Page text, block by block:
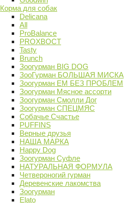
Корма для собак
Delicana
All
ProBalance
PROХВОСТ
Tasty
Brunch
Зоогурман BIG DOG
ЗооГурман БОЛЬШАЯ МИСКА
Зоогурман ЕМ БЕЗ ПРОБЛЕМ
Зоогурман Мясное ассорти
Зоогурман Смолли Дог
Зоогурман СПЕЦМЯС
Собачье Счастье
PUFFINS
Верные друзья
НАША МАРКА
Happy Dog
Зоогурман Суфле
НАТУРАЛЬНАЯ ФОРМУЛА
Четвероногий гурман
Деревенские лакомства
Зоогурман
Elato